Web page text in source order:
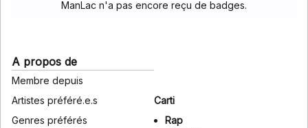
ManLac n'a pas encore reçu de badges.
A propos de
Membre depuis
Artistes préféré.e.s
Carti
Genres préférés
Rap